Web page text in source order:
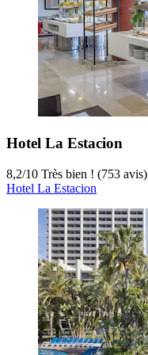
Hotel La Estacion
8,2/10 Très bien ! (753 avis)
Hotel La Estacion